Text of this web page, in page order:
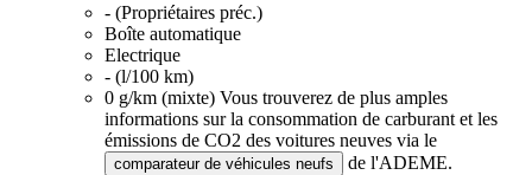
- (Propriétaires préc.)
Boîte automatique
Electrique
- (l/100 km)
0 g/km (mixte) Vous trouverez de plus amples
informations sur la consommation de carburant et les
émissions de CO2 des voitures neuves via le
comparateur de véhicules neufs de l'ADEME.